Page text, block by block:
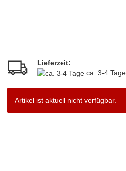
Lieferzeit:
ca. 3-4 Tage
Artikel ist aktuell nicht verfügbar.